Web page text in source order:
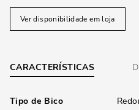
Ver disponibilidade em loja
CARACTERÍSTICAS
Tipo de Bico